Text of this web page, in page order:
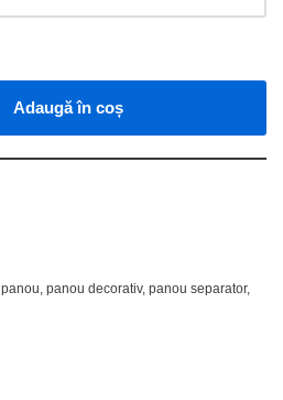
Adaugă în coș
panou, panou decorativ, panou separator,